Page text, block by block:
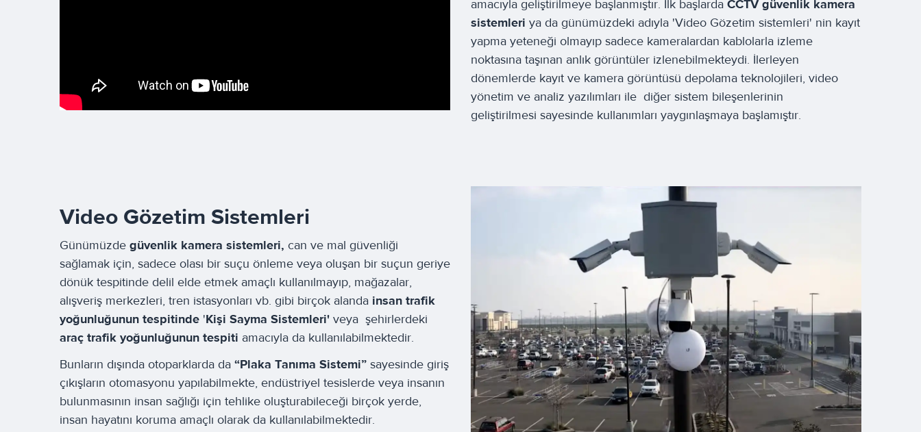
amacıyla geliştirilmeye başlanmıştır. İlk başlarda CCTV güvenlik kamera
sistemleri ya da günümüzdeki adıyla 'Video Gözetim sistemleri' nin kayıt
yapma yeteneği olmayıp sadece kameralardan kablolarla izleme
noktasına taşınan anlık görüntüler izlenebilmekteydi. İlerleyen
dönemlerde kayıt ve kamera görüntüsü depolama teknolojileri, video
yönetim ve analiz yazılımları ile diğer sistem bileşenlerinin
geliştirilmesi sayesinde kullanımları yaygınlaşmaya başlamıştır.
Video Gözetim Sistemleri
Günümüzde güvenlik kamera sistemleri, can ve mal güvenliği
sağlamak için, sadece olası bir suçu önleme veya oluşan bir suçun geriye
dönük tespitinde delil elde etmek amaçlı kullanılmayıp, mağazalar,
alışveriş merkezleri, tren istasyonları vb. gibi birçok alanda insan trafik
yoğunluğunun tespitinde 'Kişi Sayma Sistemleri' veya şehirlerdeki
araç trafik yoğunluğunun tespiti amacıyla da kullanılabilmektedir.
Bunların dışında otoparklarda da “Plaka Tanıma Sistemi” sayesinde giriş
çıkışların otomasyonu yapılabilmekte, endüstriyel tesislerde veya insanın
bulunmasının insan sağlığı için tehlike oluşturabileceği birçok yerde,
insan hayatını koruma amaçlı olarak da kullanılabilmektedir.